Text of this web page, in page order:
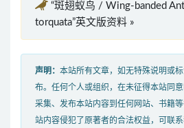
“斑翅蚁鸟 / Wing-banded
torquata”英文版资料 »
声明： 本站所有文章，如无特殊说明或
布。任何个人或组织，在未征得本站同意
采集、发布本站内容到任何网站、书籍
站内容侵犯了原著者的合法权益，可联系